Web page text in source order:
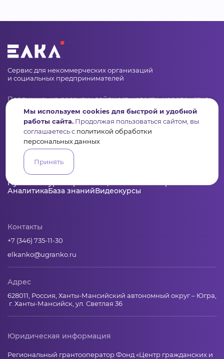
Сервис для некоммерческих организаций
и социальных предпринимателей
Подпишись на рассылку дайджест, новости, мероприятия
ПульсКонкурсыОрганизацииАктивистыПроекты
АналитикаБаза знанийВидеокурсы
Контакты
+7 (346) 735-11-30
elkanko@ugranko.ru
Адрес
628011, Россия, Ханты-Мансийский автономный округ – Югра,
г. Ханты-Мансийск, ул. Светлая 36
Юридическая информация
Региональный грантооператор Фонд «Центр гражданских и
Мы используем cookies для быстрой и удобной
работы сайта. Продолжая пользоваться сайтом, вы
соглашаетесь с политикой обработки
персональных данных
Принять